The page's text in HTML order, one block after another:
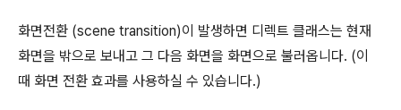
화면전환 (scene transition)이 발생하면 디렉트 클래스는 현재
화면을 밖으로 보내고 그 다음 화면을 화면으로 불러옵니다. (이
때 화면 전환 효과를 사용하실 수 있습니다.)